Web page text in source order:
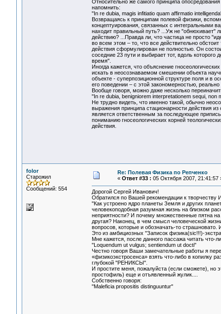
Относительно же самого принципа
напомнить:
"In re dubia, magis infitiatio quam affirmatio
Возвращаясь к принципам полевой физики,
концептуирования, связанных с интегральными
находит правильный путь? ...Уж не "обнюхивает"
действию? ...Правда ли, что частица не просто
во всем этом – то, что все действительно
действия сформулирован не полностью. Он
соседние 23 пути и выбирает тот, вдоль
время".
Иногда кажется, что объяснение
искать в неосознаваемом смешении объекта
объекте - суперпозиционной структуре поля и в
его поведении – с этой закономерностью,
Вообще говоря, можно даже несколько
"In re dubia, benigniorem interpretationem sequi, non
Не трудно видеть, что именно такой, обычно
выражения принципа стационарности действия
является ответственным за последующее
пониманию гносеологических корней
действия.
folor
Старожил
Сообщений: 554
Re: Полевая Физика по Репченко
« Ответ #33 : 05 Октября 2007, 21:41:57
Дорогой Сергей Иванович!
Обратился по Вашей рекомендации к творчеству
"Как устроено ядро планеты Земля и других
человекоподобная разумная жизнь на близком
неприятности? И почему множественные пятна
другая? Наконец, в чем смысл человеческой
вопросов, которые и обозначать-то
Это из амбициозных "Записок физика(sic!!!)-
Мне кажется, после данного пассажа читать что-
"Loquendum ut vulgus; sentiendum ut docti"
Честно говоря Ваши замечательные работы я
«физикоэкстросенса» взять что-либо в копилку
глубокой "РЕНИКСЫ".
И простите меня, пожалуйста (если сможете), но
простофиль) еще и отъявленный жулик....
Собственно говоря:
"Maleficia propositis distinguuntur"